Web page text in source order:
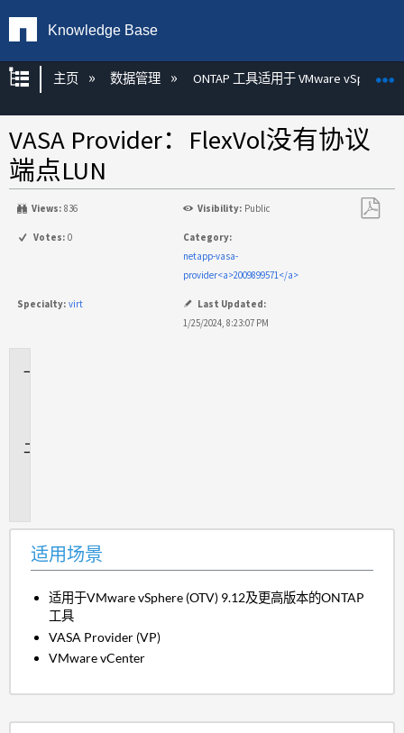
Knowledge Base
扩展/隐缩全局层次
主页 数据管理 ONTAP 工具适用于 VMware vSphere
VASA Provider：FlexVol没有协议
端点LUN
Views: 836 Visibility: Public
Votes: 0
Category:
netapp-vasa-
provider<a>2009899571</a>
Specialty: virt
Last Updated:
1/25/2024, 8:23:07 PM
适用场景
适用于VMware vSphere (OTV) 9.12及更高版本的ONTAP
工具
VASA Provider (VP)
VMware vCenter